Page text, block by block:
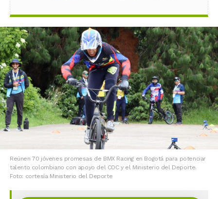
Reúnen 70 jóvenes promesas de BMX Racing en Bogotá para potenciar
talento colombiano con apoyo del COC y el Ministerio del Deporte.
Foto: cortesía Ministerio del Deporte